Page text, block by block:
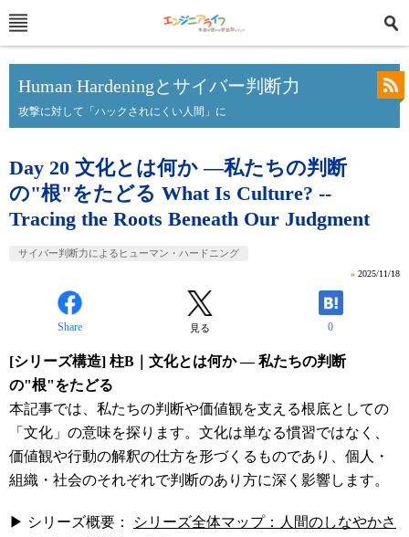
Human Hardeningとサイバー判断力
攻撃に対して「ハックされにくい人間」に
Day 20 文化とは何か ―私たちの判断
の"根"をたどる What Is Culture? --
Tracing the Roots Beneath Our Judgment
サイバー判断力によるヒューマン・ハードニング
» 2025/11/18
Share 見る 0
[シリーズ構造] 柱B｜文化とは何か ― 私たちの判断
の"根"をたどる
本記事では、私たちの判断や価値観を支える根底としての
「文化」の意味を探ります。文化は単なる慣習ではなく、
価値観や行動の解釈の仕方を形づくるものであり、個人・
組織・社会のそれぞれで判断のあり方に深く影響します。
▶ シリーズ概要：
シリーズ全体マップ：人間のしなやかさ